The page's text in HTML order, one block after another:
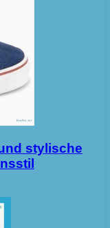
stylische